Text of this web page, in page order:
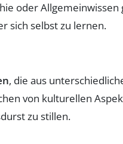
oder
sich selbst zu lernen.
, die aus
von kulturellen
zu stillen.